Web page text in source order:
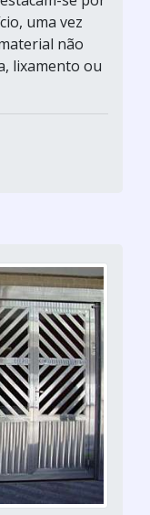
uma vez
não
lixamento ou